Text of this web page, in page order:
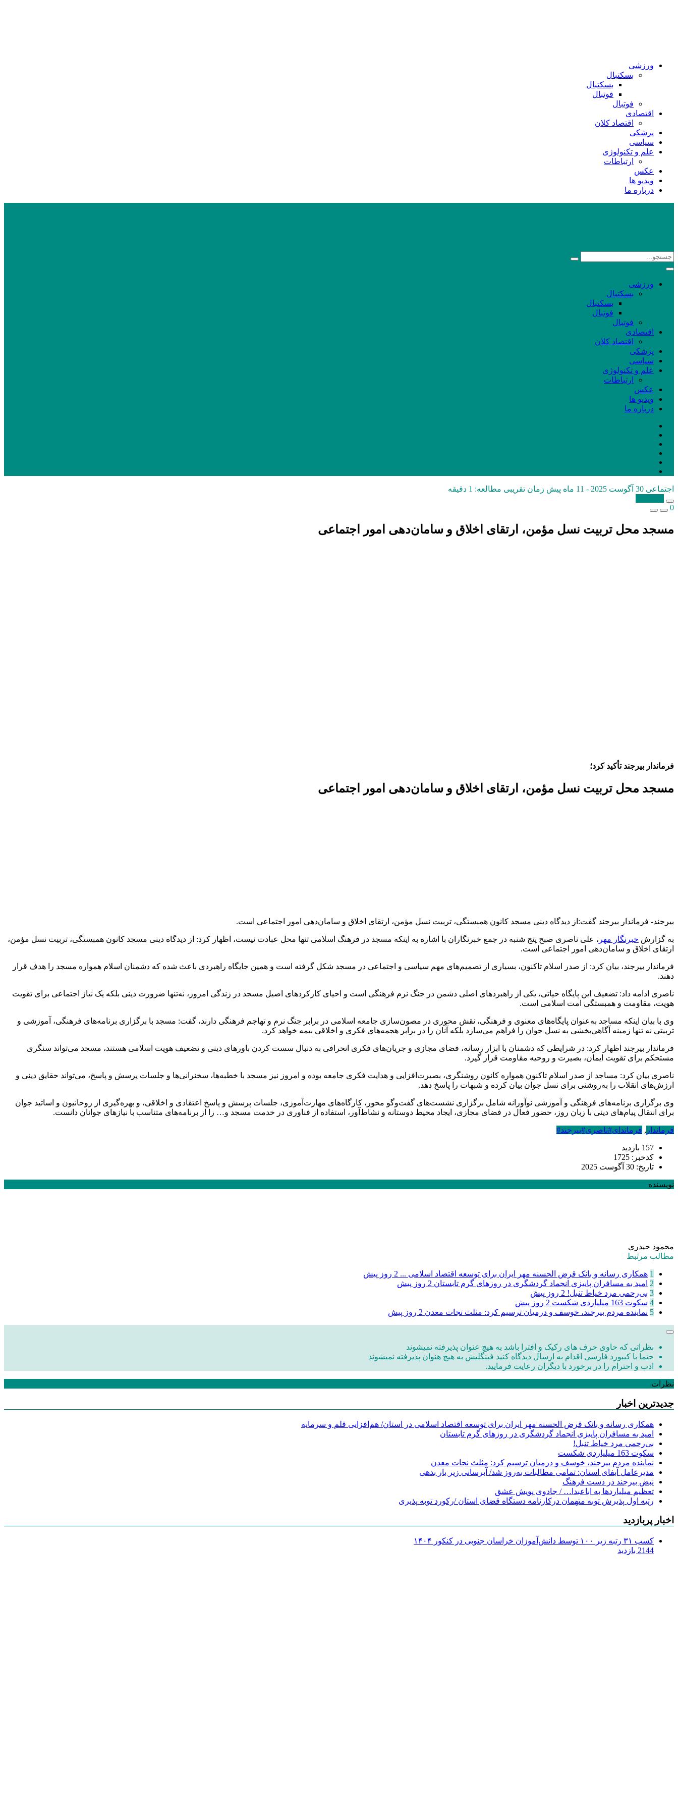
ورزشی
بسکتبال
بسکتبال
فوتبال
فوتبال
اقتصادی
اقتصاد کلان
پزشکی
سیاسی
علم و تکنولوژی
ارتباطات
عکس
ویدیو ها
درباره ما
ورزشی
بسکتبال
بسکتبال
فوتبال
فوتبال
اقتصادی
اقتصاد کلان
پزشکی
سیاسی
علم و تکنولوژی
ارتباطات
عکس
ویدیو ها
درباره ما
اجتماعی 30 آگوست 2025 - 11 ماه پیش
زمان تقریبی مطالعه: 1 دقیقه
0
مسجد محل تربیت نسل مؤمن، ارتقای اخلاق و سامان‌دهی امور اجتماعی
فرماندار بیرجند تأکید کرد؛
مسجد محل تربیت نسل مؤمن، ارتقای اخلاق و سامان‌دهی امور اجتماعی
بیرجند- فرماندار بیرجند گفت:از دیدگاه دینی مسجد کانون همبستگی، تربیت نسل مؤمن، ارتقای اخلاق و سامان‌دهی امور اجتماعی است.
به گزارش خبرنگار مهر ، علی ناصری صبح پنج شنبه در جمع خبرنگاران با اشاره به اینکه مسجد در فرهنگ اسلامی تنها محل عبادت نیست، اظهار کرد: از دیدگاه دینی مسجد کانون همبستگی، تربیت نسل مؤمن،
ارتقای اخلاق و سامان‌دهی امور اجتماعی است.
فرماندار بیرجند، بیان کرد: از صدر اسلام تاکنون، بسیاری از تصمیم‌های مهم سیاسی و اجتماعی در مسجد شکل گرفته است و همین جایگاه راهبردی باعث شده که دشمنان اسلام همواره مسجد را هدف قرار
دهند.
ناصری ادامه داد: تضعیف این پایگاه حیاتی، یکی از راهبردهای اصلی دشمن در جنگ نرم فرهنگی است و احیای کارکردهای اصیل مسجد در زندگی امروز، نه‌تنها ضرورت دینی بلکه یک نیاز اجتماعی برای تقویت
هویت، مقاومت و همبستگی امت اسلامی است.
وی با بیان اینکه مساجد به‌عنوان پایگاه‌های معنوی و فرهنگی، نقش محوری در مصون‌سازی جامعه اسلامی در برابر جنگ نرم و تهاجم فرهنگی دارند، گفت: مسجد با برگزاری برنامه‌های فرهنگی، آموزشی و
تربیتی نه تنها زمینه آگاهی‌بخشی به نسل جوان را فراهم می‌سازد بلکه آنان را در برابر هجمه‌های فکری و اخلاقی بیمه خواهد کرد.
فرماندار بیرجند اظهار کرد: در شرایطی که دشمنان با ابزار رسانه، فضای مجازی و جریان‌های فکری انحرافی به دنبال سست کردن باورهای دینی و تضعیف هویت اسلامی هستند، مسجد می‌تواند سنگری
مستحکم برای تقویت ایمان، بصیرت و روحیه مقاومت قرار گیرد.
ناصری بیان کرد: مساجد از صدر اسلام تاکنون همواره کانون روشنگری، بصیرت‌افزایی و هدایت فکری جامعه بوده و امروز نیز مسجد با خطبه‌ها، سخنرانی‌ها و جلسات پرسش و پاسخ، می‌تواند حقایق دینی و
ارزش‌های انقلاب را به‌روشنی برای نسل جوان بیان کرده و شبهات را پاسخ دهد.
وی برگزاری برنامه‌های فرهنگی و آموزشی نوآورانه شامل برگزاری نشست‌های گفت‌وگو محور، کارگاه‌های مهارت‌آموزی، جلسات پرسش و پاسخ اعتقادی و اخلاقی، و بهره‌گیری از روحانیون و اساتید جوان
برای انتقال پیام‌های دینی با زبان روز، حضور فعال در فضای مجازی، ایجاد محیط دوستانه و نشاط‌آور، استفاده از فناوری در خدمت مسجد و… را از برنامه‌های متناسب با نیازهای جوانان دانست.
فرماندار , فرماندای#ناصری#بیرجند#
157 بازدید
کدخبر: 1725
تاریخ: 30 آگوست 2025
نویسنده
محمود حیدری
مطالب مرتبط
1 همکاری رسانه و بانک قرض الحسنه مهر ایران برای توسعه اقتصاد اسلامی ... 2 روز پیش
2 امید به مسافران پاییزی انجماد گردشگری در روزهای گرم تابستان 2 روز پیش
3 ‌بی‌رحمی مرد خیاط تنبل! 2 روز پیش
4 سکوت 163 میلیاردی شکست
2 روز پیش
5 نماینده مردم بیرجند، خوسف و درمیان ترسیم کرد: مثلث نجات معدن 2 روز پیش
نظراتی که حاوی حرف های رکیک و افترا باشد به هیچ عنوان پذیرفته نمیشوند
حتما با کیبورد فارسی اقدام به ارسال دیدگاه کنید فینگلیش به هیچ هنوان پذیرفته نمیشوند
ادب و احترام را در برخورد با دیگران رعایت فرمایید.
نظرات
جدیدترین اخبار
همکاری رسانه و بانک قرض الحسنه مهر ایران برای توسعه اقتصاد اسلامی در استان/ هم‌افزایی قلم و سرمایه
امید به مسافران پاییزی انجماد گردشگری در روزهای گرم تابستان
‌بی‌رحمی مرد خیاط تنبل!
سکوت 163 میلیاردی شکست
نماینده مردم بیرجند، خوسف و درمیان ترسیم کرد: مثلث نجات معدن
مدیرعامل آبفای استان: تمامی مطالبات به‌روز شد/ آبرسانی زیر بار بدهی
نبض بیرجند در دست فرهنگ
تعظیم میلیاردها به اباعبدا… / جادوی پویش عشق
رتیه اول پذیرش توبه متهمان درکارنامه دستگاه قضای استان /رکورد توبه پذیری
اخبار پربازدید
کسب ۳۱ رتبه زیر ۱۰۰ توسط دانش‌آموزان خراسان جنوبی در کنکور ۱۴۰۴
2144 بازدید